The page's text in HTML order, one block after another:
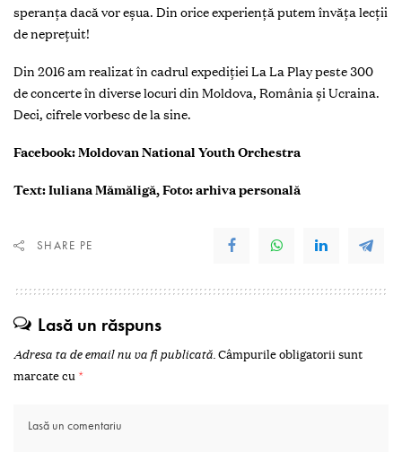
speranța dacă vor eșua. Din orice experiență putem învăța lecții
de neprețuit!
Din 2016 am realizat în cadrul expediției La La Play peste 300
de concerte în diverse locuri din Moldova, România și Ucraina.
Deci, cifrele vorbesc de la sine.
Facebook: Moldovan National Youth Orchestra
Text: Iuliana Mămăligă, Foto: arhiva personală
SHARE PE
Lasă un răspuns
Adresa ta de email nu va fi publicată.Câmpurile obligatorii sunt
marcate cu *